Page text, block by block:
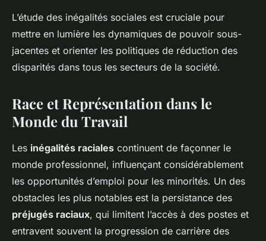
L’étude des inégalités sociales est cruciale pour
mettre en lumière les dynamiques de pouvoir sous-
jacentes et orienter les politiques de réduction des
disparités dans tous les secteurs de la société.
Race et Représentation dans le
Monde du Travail
Les inégalités raciales continuent de façonner le
monde professionnel, influençant considérablement
les opportunités d’emploi pour les minorités. Un des
obstacles les plus notables est la persistance des
préjugés raciaux, qui limitent l’accès à des postes et
entravent souvent la progression de carrière des